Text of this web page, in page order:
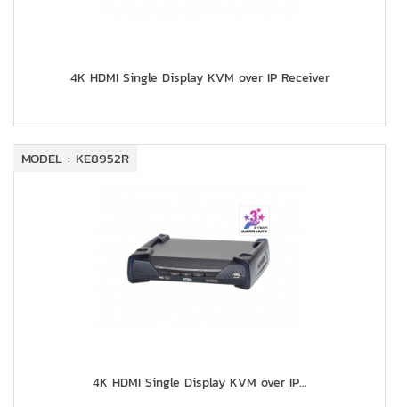
4K HDMI Single Display KVM over IP Receiver
MODEL : KE8952R
4K HDMI Single Display KVM over IP...